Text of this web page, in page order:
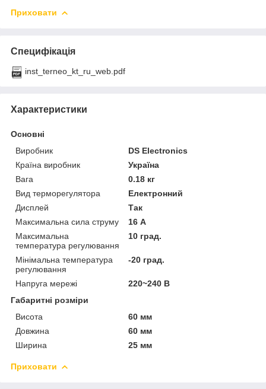
Приховати
Специфікація
inst_terneo_kt_ru_web.pdf
Характеристики
Основні
Виробник
DS Electronics
Країна виробник
Україна
Вага
0.18 кг
Вид терморегулятора
Електронний
Дисплей
Так
Максимальна сила струму
16 А
Максимальна
температура регулювання
10 град.
Мінімальна температура
регулювання
-20 град.
Напруга мережі
220~240 В
Габаритні розміри
Висота
60 мм
Довжина
60 мм
Ширина
25 мм
Приховати